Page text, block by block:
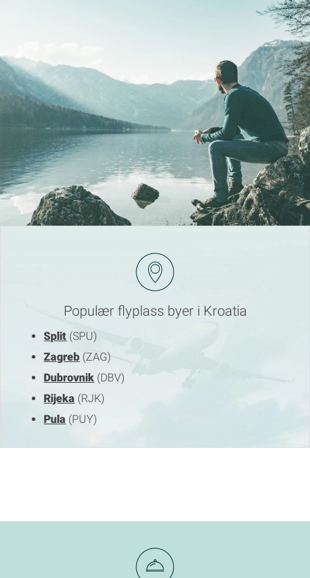
Populær flyplass byer i Kroatia
Split (SPU)
Zagreb (ZAG)
Dubrovnik (DBV)
Rijeka (RJK)
Pula (PUY)